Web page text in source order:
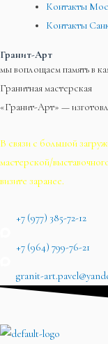
Контакты
Контакты
Гранит-Арт
мы воплощаем память в
Гранитная мастерская
«Гранит-Арт» —
В связи с большой
мастерской/
визите заранее.
+7 (977) 385-72-12
+7 (964) 799-76-21
granit-